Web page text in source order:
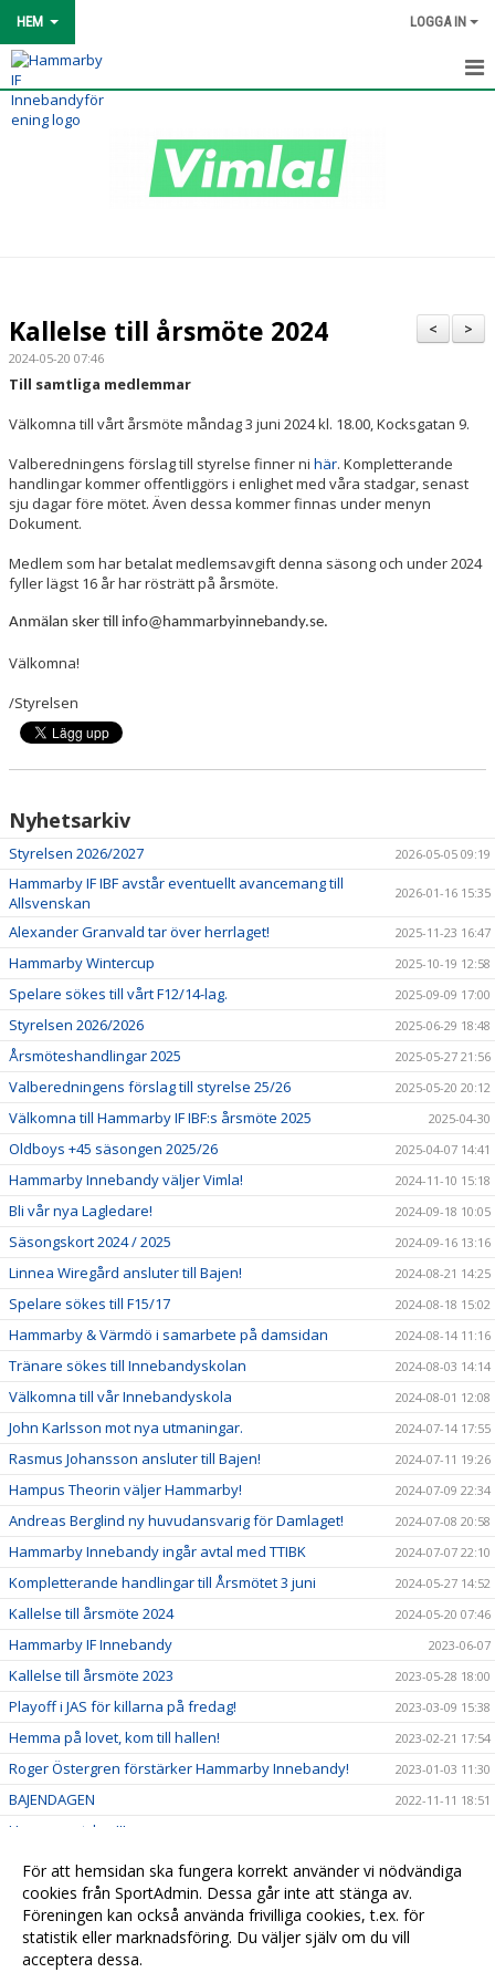
HEM LOGGA IN
HEM
SPONSOR & PARTNER
NORDIC WELLNESS
>
<
Kallelse till årsmöte 2024
2024-05-20 07:46
Till samtliga medlemmar
Välkomna till vårt årsmöte måndag 3 juni 2024 kl. 18.00, Kocksgatan 9.
Valberedningens förslag till styrelse finner ni här. Kompletterande
handlingar kommer offentliggörs i enlighet med våra stadgar, senast
sju dagar före mötet. Även dessa kommer finnas under menyn
Dokument.
Medlem som har betalat medlemsavgift denna säsong och under 2024
fyller lägst 16 år har rösträtt på årsmöte.
Anmälan sker till info@hammarbyinnebandy.se.
Välkomna!
/Styrelsen
Nyhetsarkiv
Styrelsen 2026/2027 2026-05-05 09:19
Hammarby IF IBF avstår eventuellt avancemang till
Allsvenskan
2026-01-16 15:35
Alexander Granvald tar över herrlaget! 2025-11-23 16:47
Hammarby Wintercup 2025-10-19 12:58
Spelare sökes till vårt F12/14-lag. 2025-09-09 17:00
Styrelsen 2026/2026 2025-06-29 18:48
Årsmöteshandlingar 2025 2025-05-27 21:56
Valberedningens förslag till styrelse 25/26 2025-05-20 20:12
Välkomna till Hammarby IF IBF:s årsmöte 2025 2025-04-30
Oldboys +45 säsongen 2025/26 2025-04-07 14:41
Hammarby Innebandy väljer Vimla! 2024-11-10 15:18
Bli vår nya Lagledare! 2024-09-18 10:05
Säsongskort 2024 / 2025 2024-09-16 13:16
Linnea Wiregård ansluter till Bajen! 2024-08-21 14:25
Spelare sökes till F15/17 2024-08-18 15:02
Hammarby & Värmdö i samarbete på damsidan 2024-08-14 11:16
Tränare sökes till Innebandyskolan 2024-08-03 14:14
Välkomna till vår Innebandyskola 2024-08-01 12:08
John Karlsson mot nya utmaningar. 2024-07-14 17:55
Rasmus Johansson ansluter till Bajen! 2024-07-11 19:26
Hampus Theorin väljer Hammarby! 2024-07-09 22:34
Andreas Berglind ny huvudansvarig för Damlaget! 2024-07-08 20:58
Hammarby Innebandy ingår avtal med TTIBK 2024-07-07 22:10
Kompletterande handlingar till Årsmötet 3 juni 2024-05-27 14:52
Kallelse till årsmöte 2024 2024-05-20 07:46
Hammarby IF Innebandy 2023-06-07
Kallelse till årsmöte 2023 2023-05-28 18:00
Playoff i JAS för killarna på fredag! 2023-03-09 15:38
Hemma på lovet, kom till hallen! 2023-02-21 17:54
Roger Östergren förstärker Hammarby Innebandy! 2023-01-03 11:30
BAJENDAGEN 2022-11-11 18:51
Hemmamatcher!!!
Bli stödmedlem och hjälp oss ta nästa steg! 2022-09-16 08:57
Välkommen till en ny innebandysäsong! 2022-08-23 06:18
VÄLKOMMEN TILL HAMMARBY INNEBANDY 2022-01-24 11:01
För att hemsidan ska fungera korrekt använder vi nödvändiga
cookies från SportAdmin. Dessa går inte att stänga av.
Föreningen kan också använda frivilliga cookies, t.ex. för
statistik eller marknadsföring. Du väljer själv om du vill
acceptera dessa.